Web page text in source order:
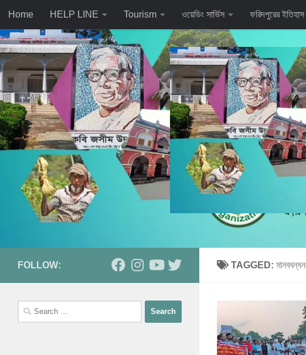
Skip to content
Home HELP LINE Tourism ওয়েডিং সার্ভিস ফরিদপুরের ইতিহাস
TAGGED: মানববন্ধন
FOLLOW:
Search
for: